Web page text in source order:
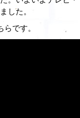
した。
です。